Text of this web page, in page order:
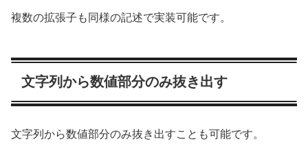
複数の拡張子も同様の記述で実装可能です。
文字列から数値部分のみ抜き出す
文字列から数値部分のみ抜き出すことも可能です。